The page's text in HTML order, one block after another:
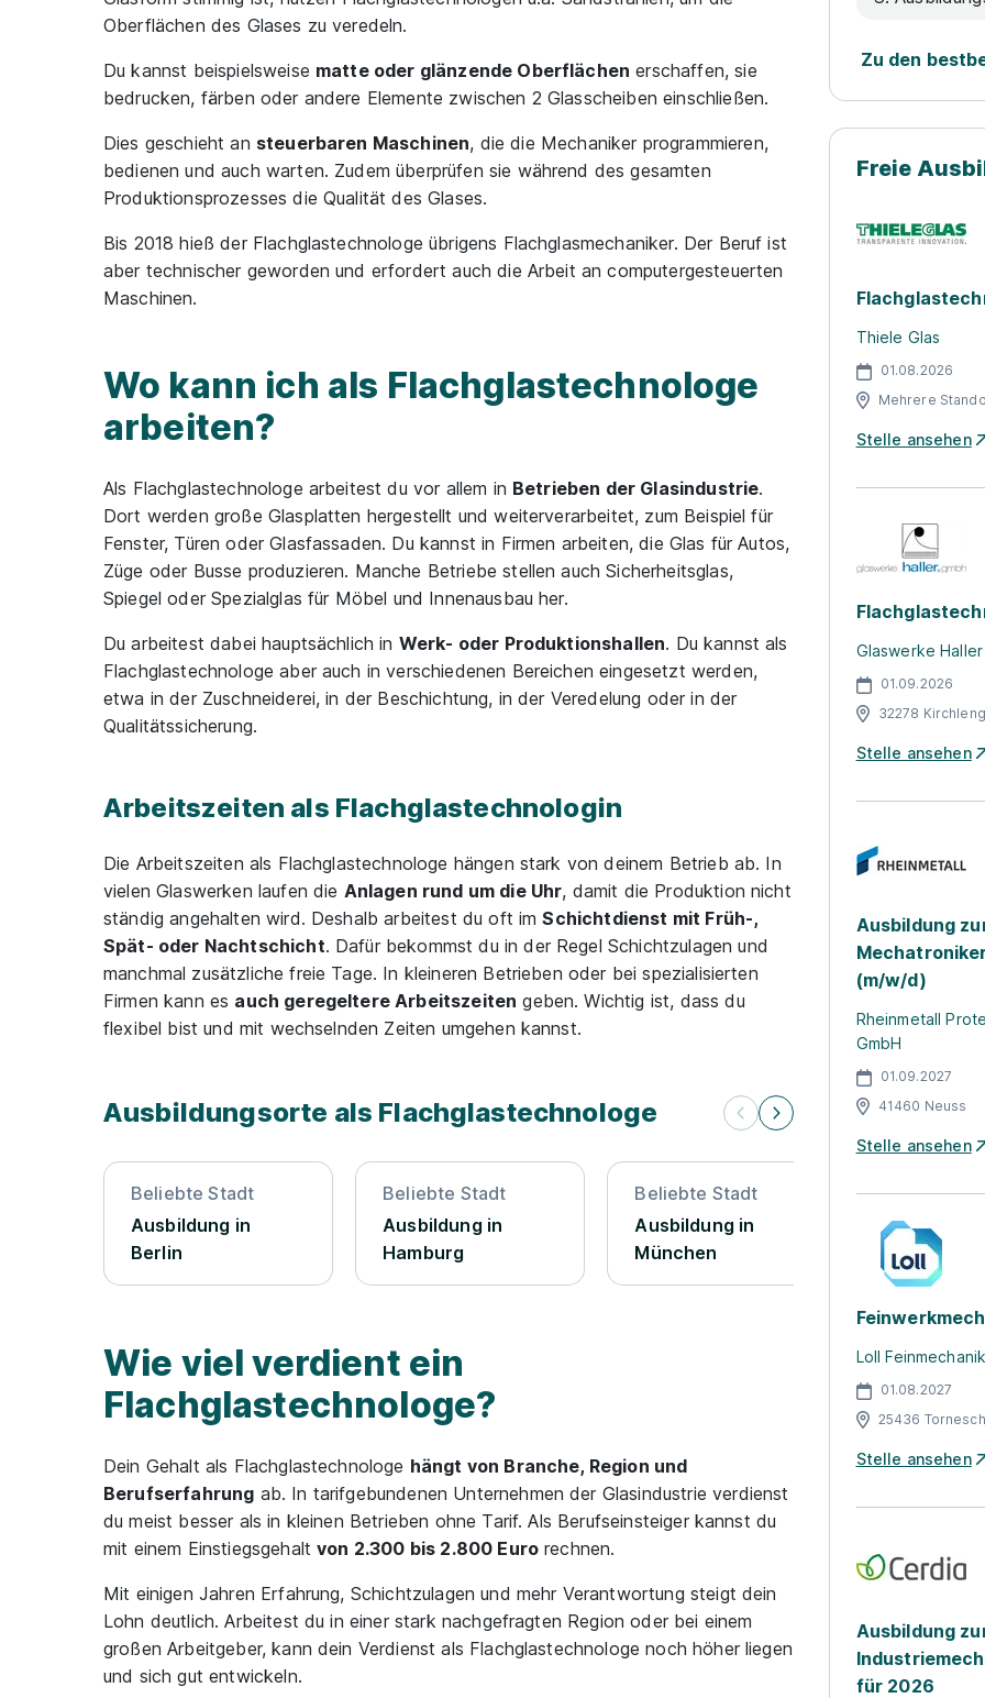
Oberflächen des Glases zu veredeln.
Du kannst beispielsweise matte oder glänzende Oberflächen erschaffen, sie
bedrucken, färben oder andere Elemente zwischen 2 Glasscheiben einschließen.
Dies geschieht an steuerbaren Maschinen, die die Mechaniker programmieren,
bedienen und auch warten. Zudem überprüfen sie während des gesamten
Produktionsprozesses die Qualität des Glases.
Bis 2018 hieß der Flachglastechnologe übrigens Flachglasmechaniker. Der Beruf ist
aber technischer geworden und erfordert auch die Arbeit an computergesteuerten
Maschinen.
Wo kann ich als Flachglastechnologe
arbeiten?
Als Flachglastechnologe arbeitest du vor allem in Betrieben der Glasindustrie.
Dort werden große Glasplatten hergestellt und weiterverarbeitet, zum Beispiel für
Fenster, Türen oder Glasfassaden. Du kannst in Firmen arbeiten, die Glas für Autos,
Züge oder Busse produzieren. Manche Betriebe stellen auch Sicherheitsglas,
Spiegel oder Spezialglas für Möbel und Innenausbau her.
Du arbeitest dabei hauptsächlich in Werk- oder Produktionshallen. Du kannst als
Flachglastechnologe aber auch in verschiedenen Bereichen eingesetzt werden,
etwa in der Zuschneiderei, in der Beschichtung, in der Veredelung oder in der
Qualitätssicherung.
Arbeitszeiten als Flachglastechnologin
Die Arbeitszeiten als Flachglastechnologe hängen stark von deinem Betrieb ab. In
vielen Glaswerken laufen die Anlagen rund um die Uhr, damit die Produktion nicht
ständig angehalten wird. Deshalb arbeitest du oft imSchichtdienst mit Früh-,
Spät- oder Nachtschicht. Dafür bekommst du in der Regel Schichtzulagen und
manchmal zusätzliche freie Tage. In kleineren Betrieben oder bei spezialisierten
Firmen kann es auch geregeltere Arbeitszeiten geben. Wichtig ist, dass du
flexibel bist und mit wechselnden Zeiten umgehen kannst.
Ausbildungsorte als Flachglastechnologe
Beliebte Stadt
Ausbildung in
Berlin
Beliebte Stadt
Ausbildung in
Hamburg
Beliebte Stadt
Ausbildung in
München
Beliebte
Ausbildung
Wie viel verdient ein
Flachglastechnologe?
Dein Gehalt als Flachglastechnologe hängt von Branche, Region und
Berufserfahrung ab. In tarifgebundenen Unternehmen der Glasindustrie verdienst
du meist besser als in kleinen Betrieben ohne Tarif. Als Berufseinsteiger kannst du
mit einem Einstiegsgehaltvon 2.300 bis 2.800 Euro rechnen.
Mit einigen Jahren Erfahrung, Schichtzulagen und mehr Verantwortung steigt dein
Lohn deutlich. Arbeitest du in einer stark nachgefragten Region oder bei einem
großen Arbeitgeber, kann dein Verdienst als Flachglastechnologe noch höher liegen
und sich gut entwickeln.
Zu den
Freie
Thiele Glas
01.08.2026
Mehrere
Stelle ansehen
Glaswerke Haller
01.09.2026
32278
Stelle ansehen
Ausbildung
(m/w/d)
Rheinmetall
GmbH
01.09.2027
41460 Neuss
Stelle ansehen
Loll
01.08.2027
25436 Tornesch
Stelle ansehen
Ausbildung
für 2026